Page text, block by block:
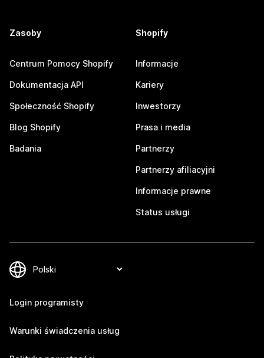
Zasoby
Centrum Pomocy Shopify
Dokumentacja API
Społeczność Shopify
Blog Shopify
Badania
Shopify
Informacje
Kariery
Inwestorzy
Prasa i media
Partnerzy
Partnerzy afiliacyjni
Informacje prawne
Status usługi
Login programisty
Warunki świadczenia usług